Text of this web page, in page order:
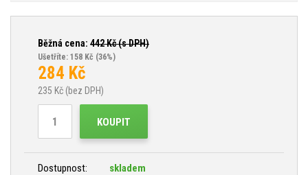
Běžná cena: 442Kč (s DPH)
Ušetříte: 158 Kč (36%)
284 Kč
235 Kč (bez DPH)
KOUPIT
Dostupnost:
skladem